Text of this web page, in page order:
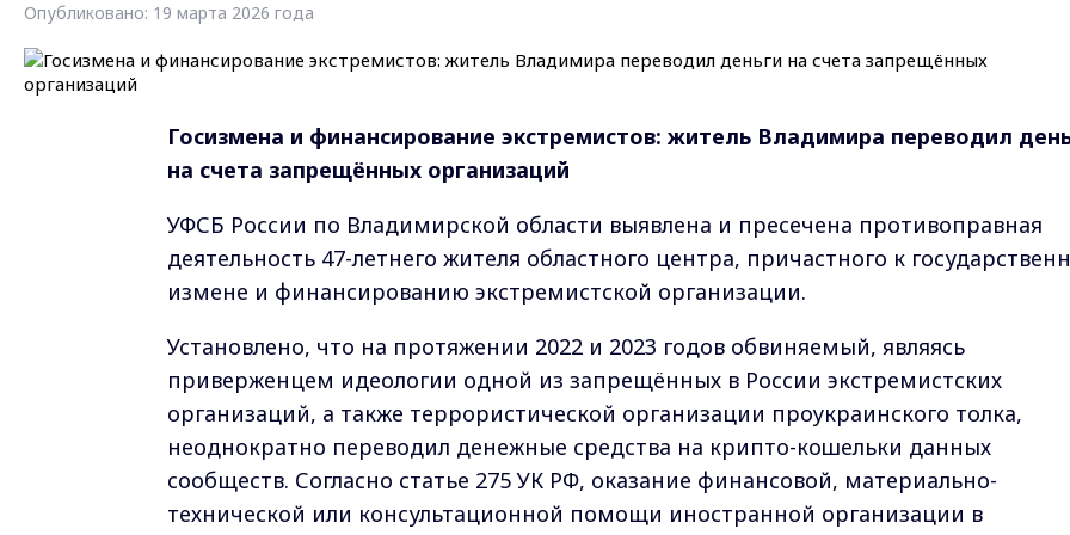
Опубликовано: 19 марта 2026 года
Госизмена и финансирование экстремистов: житель Владимира переводил
на счета запрещённых организаций
УФСБ России по Владимирской области выявлена и пресечена противоправная
деятельность 47-летнего жителя областного центра, причастного к
измене и финансированию экстремистской организации.
Установлено, что на протяжении 2022 и 2023 годов обвиняемый, являясь
приверженцем идеологии одной из запрещённых в России экстремистских
организаций, а также террористической организации проукраинского толка,
неоднократно переводил денежные средства на крипто-кошельки данных
сообществ. Согласно статье 275 УК РФ, оказание финансовой, материально-
технической или консультационной помощи иностранной организации в